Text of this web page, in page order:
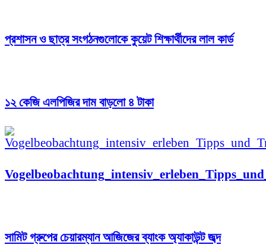
প্রশাসন ও ছাত্র সংগঠনগুলোকে কুয়েট শিক্ষার্থীদের লাল কার্ড
১২ কেজি এলপিজির দাম বাড়লো ৪ টাকা
সামিট গ্রুপের চেয়ারম্যান আজিজের ব্যাংক অ্যাকাউন্ট জব্দ